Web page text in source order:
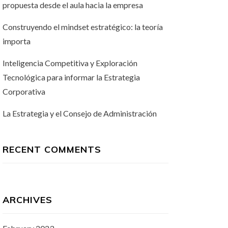
propuesta desde el aula hacia la empresa
Construyendo el mindset estratégico: la teoría
importa
Inteligencia Competitiva y Exploración
Tecnológica para informar la Estrategia
Corporativa
La Estrategia y el Consejo de Administración
RECENT COMMENTS
ARCHIVES